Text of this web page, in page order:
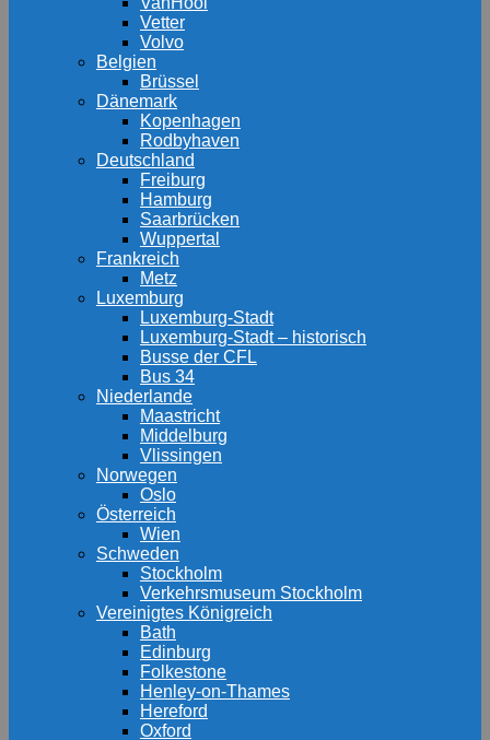
Vetter
Volvo
Belgien
Brüssel
Dänemark
Kopenhagen
Rodbyhaven
Deutschland
Freiburg
Hamburg
Saarbrücken
Wuppertal
Frankreich
Metz
Luxemburg
Luxemburg-Stadt
Luxemburg-Stadt – historisch
Busse der CFL
Bus 34
Niederlande
Maastricht
Middelburg
Vlissingen
Norwegen
Oslo
Österreich
Wien
Schweden
Stockholm
Verkehrsmuseum Stockholm
Vereinigtes Königreich
Bath
Edinburg
Folkestone
Henley-on-Thames
Hereford
Oxford